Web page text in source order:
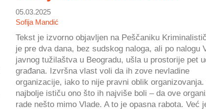
05.03.2025
Sofija Mandić
Tekst je izvorno objavljen na Peščaniku
je pre dva dana, bez sudskog naloga, ali po nalogu
javnog tužilaštva u Beogradu, ušla u prostorije pet
građana. Izvršna vlast voli da ih zove nevladine
organizacije, iako to nije pravni oblik organizovanja.
najbolje ističu ono što ih najviše boli – da ove
rade nešto mimo Vlade. A to je opasna rabota. Već